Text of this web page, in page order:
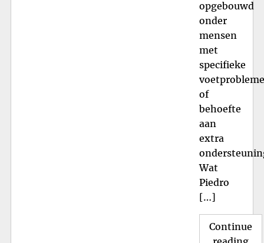
opgebouwd
onder
mensen
met
specifieke
of
behoefte
aan
extra
Wat
Piedro
[…]
Continue